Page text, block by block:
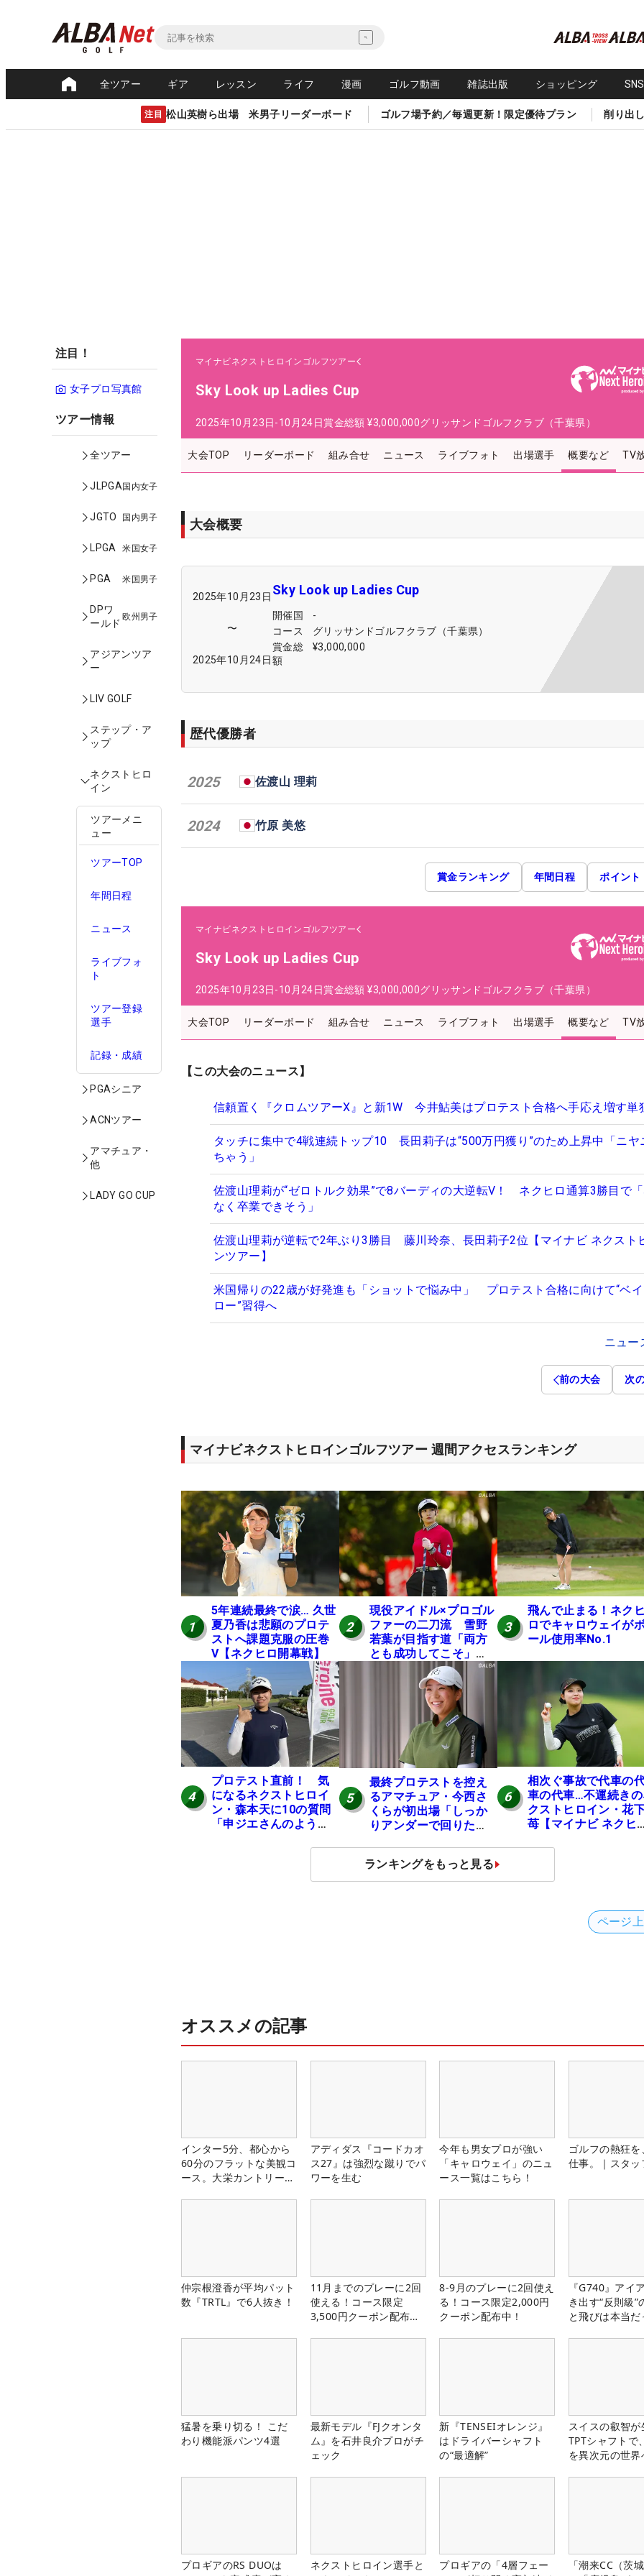
全ツアー ギア レッスン ライフ 漫画 ゴルフ動画 雑誌出版 ショッピング
注目 松山英樹ら出場 米男子リーダーボード ゴルフ場予約／毎週更新！限定優待プラン 削り出
注目！
女子プロ写真館
ツアー情報
全ツアー
JLPGA国内女子
JGTO 国内男子
LPGA 米国女子
PGA 米国男子
DPワ
ールド
欧州男子
アジアンツア
ー
LIV GOLF
ステップ・ア
ップ
ネクストヒロ
イン
ツアーメニ
ュー
ツアーTOP
年間日程
ニュース
ライブフォ
ト
ツアー登録
選手
記録・成績
PGAシニア
ACNツアー
アマチュア・
他
LADY GO CUP
マイナビネクストヒロインゴルフツアー
Sky Look up Ladies Cup
2025年10月23日-10月24日賞金総額 ¥3,000,000グリッサンドゴルフクラブ（千葉県）
大会TOP リーダーボード 組み合せ ニュース ライブフォト 出場選手 概要など TV
大会概要
2025年10月23日
〜
2025年10月24日
Sky Look up Ladies Cup
開催国
-
コース
グリッサンドゴルフクラブ（千葉県）
賞金総
額
¥3,000,000
歴代優勝者
2025 佐渡山 理莉
2024 竹原 美悠
賞金ランキング 年間日程 ポイント
マイナビネクストヒロインゴルフツアー
Sky Look up Ladies Cup
2025年10月23日-10月24日賞金総額 ¥3,000,000グリッサンドゴルフクラブ（千葉県）
大会TOP リーダーボード 組み合せ ニュース ライブフォト 出場選手 概要など TV
【この大会のニュース】
信頼置く『クロムツアーX』と新1W 今井鮎美はプロテスト合格へ手応え増す単
タッチに集中で4戦連続トップ10 長田莉子は“500万円獲り”のため上昇中「ニヤ
ちゃう」
佐渡山理莉が“ゼロトルク効果”で8バーディの大逆転V！ ネクヒロ通算3勝目で
なく卒業できそう」
佐渡山理莉が逆転で2年ぶり3勝目 藤川玲奈、長田莉子2位【マイナビ ネクスト
ンツアー】
米国帰りの22歳が好発進も「ショットで悩み中」 プロテスト合格に向けて“ベ
ロー”習得へ
ニュー
前の大会 次
マイナビネクストヒロインゴルフツアー 週間アクセスランキング
1
5年連続最終で涙… 久世
夏乃香は悲願のプロテ
ストへ課題克服の圧巻
V【ネクヒロ開幕戦】
2
現役アイドル×プロゴル
ファーの二刀流 雪野
若葉が目指す道「両方
とも成功してこそ」
【マイナビ ネクストヒ
ロインツアー】
3
飛んで止まる！ネク
ロでキャロウェイが
ール使用率No.1
4
プロテスト直前！ 気
になるネクストヒロイ
ン・森本天に10の質問
「申ジエさんのよう
よくて、そういうプロ
5
最終プロテストを控え
るアマチュア・今西さ
くらが初出場「しっか
りアンダーで回りた
6
相次ぐ事故で代車の
車の代車…不運続き
クストヒロイン・花
苺【マイナビ ネクヒ
ランキングをもっと見る
ページ
オススメの記事
インター5分、都心から
60分のフラットな美観コ
ース。大栄カントリー俱
アディダス『コードカオ
ス27』は強烈な蹴りでパ
ワーを生む
今年も男女プロが強い
「キャロウェイ」のニュ
ース一覧はこちら！
ゴルフの熱狂
仕事。｜スタ
仲宗根澄香が平均パット
数『TRTL』で6人抜き！
11月までのプレーに2回
使える！コース限定
3,500円クーポン配布
8-9月のプレーに2回使え
る！コース限定2,000円
クーポン配布中！
『G740』アイ
き出す“反則級”
と飛びは本当
猛暑を乗り切る！ こだ
わり機能派パンツ4選
最新モデル『FJクオンタ
ム』を石井良介プロがチ
ェック
新『TENSEIオレンジ』
はドライバーシャフト
の“最適解”
スイスの叡智
TPTシャフトで
を異次元の世界
プロギアのRS DUOは
ネクストヒロイン選手と
プロギアの「4層フェー
「潮来CC（茨